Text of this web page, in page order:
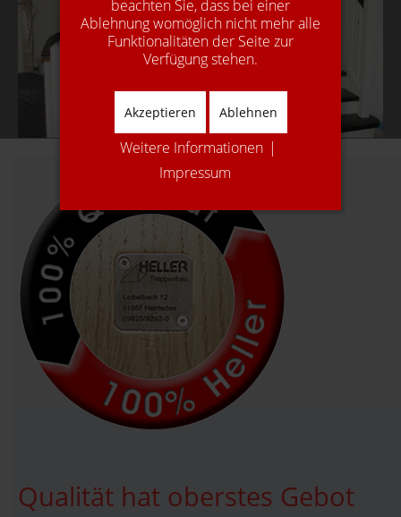
Qualität hat oberstes Gebot
beachten Sie, dass bei einer
Ablehnung womöglich nicht mehr alle
Funktionalitäten der Seite zur
Verfügung stehen.
Akzeptieren Ablehnen
Weitere Informationen |
Impressum